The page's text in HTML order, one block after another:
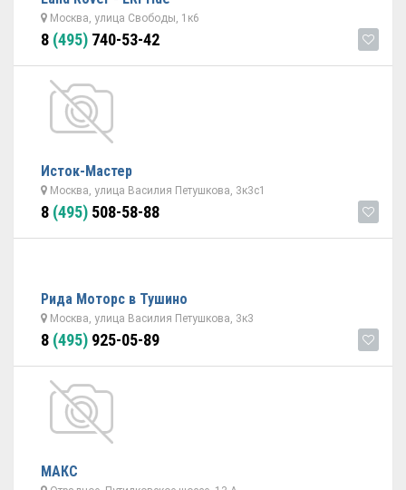
Москва, улица Свободы, 1к6
8 (495) 740-53-42
Исток-Мастер
Москва, улица Василия Петушкова, 3к3с1
8 (495) 508-58-88
Рида Моторс в Тушино
Москва, улица Василия Петушкова, 3к3
8 (495) 925-05-89
МАКС